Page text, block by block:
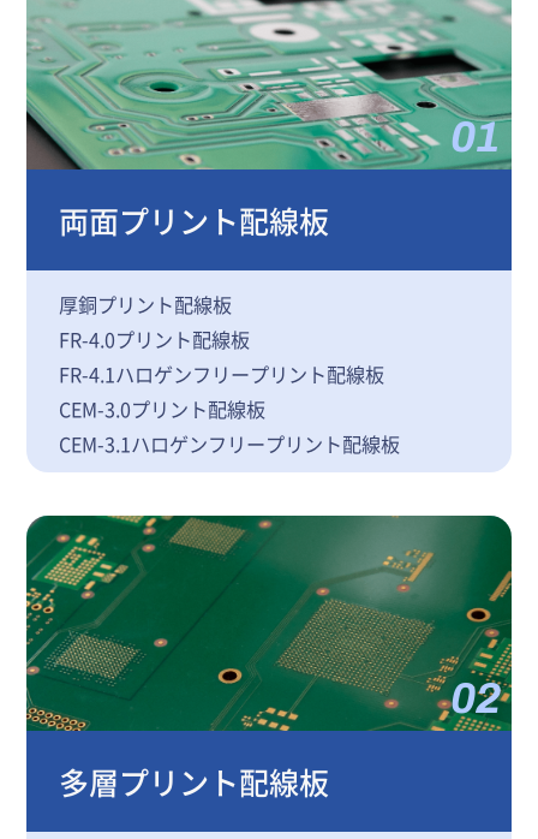
01
両面プリント配線板
厚銅プリント配線板
FR-4.0プリント配線板
FR-4.1ハロゲンフリープリント配線板
CEM-3.0プリント配線板
CEM-3.1ハロゲンフリープリント配線板
02
多層プリント配線板